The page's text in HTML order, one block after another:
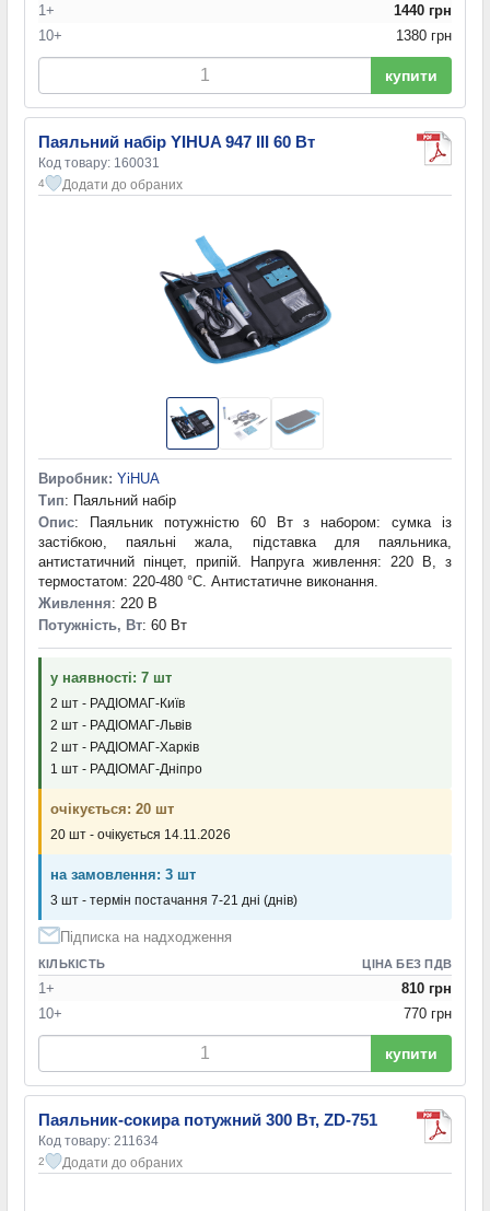
1+
1440 грн
10+
1380 грн
купити
Паяльний набір YIHUA 947 III 60 Вт
Код товару: 160031
4 Додати до обраних
Виробник: YiHUA
Тип: Паяльний набір
Опис: Паяльник потужністю 60 Вт з набором: сумка із
застібкою, паяльні жала, підставка для паяльника,
антистатичний пінцет, припій. Напруга живлення: 220 В, з
термостатом: 220-480 °С. Антистатичне виконання.
Живлення: 220 В
Потужність, Вт: 60 Вт
у наявності: 7 шт
2 шт - РАДІОМАГ-Київ
2 шт - РАДІОМАГ-Львів
2 шт - РАДІОМАГ-Харків
1 шт - РАДІОМАГ-Дніпро
очікується: 20 шт
20 шт - очікується 14.11.2026
на замовлення: 3 шт
3 шт - термін постачання 7-21 дні (днів)
Підписка на надходження
КІЛЬКІСТЬ ЦІНА БЕЗ ПДВ
1+
810 грн
10+
770 грн
купити
Паяльник-сокира потужний 300 Вт, ZD-751
Код товару: 211634
2 Додати до обраних